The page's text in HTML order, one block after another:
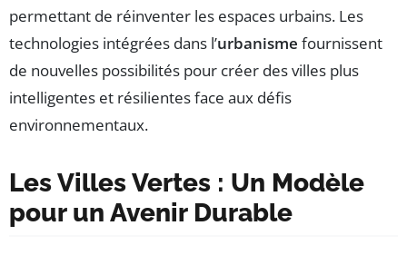
permettant de réinventer les espaces urbains. Les
technologies intégrées dans l’urbanisme fournissent
de nouvelles possibilités pour créer des villes plus
intelligentes et résilientes face aux défis
environnementaux.
Les Villes Vertes : Un Modèle
pour un Avenir Durable